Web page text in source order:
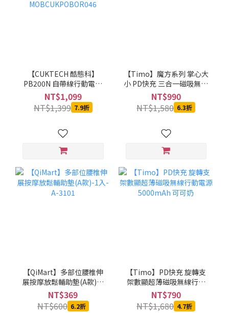
【CUKTECH 酷態科】
PB200N 自帶線行動電源
20000mAh-55W (銀白)-
MOBCUKPOBOR046
NT$1,099
NT$1,399 7.9折
【Timo】魔方系列 掌心大
小 PD快充 三合一磁吸無線
充行動電源5000mAh 沙漠
金
NT$990
NT$1,580 6.3折
【QiMart】多部位腰椎伸
展按摩放鬆輔助墊(A款)-1
入-A-3101
NT$369
NT$600 6.2折
【Timo】PD快充 旋轉支
架數顯超薄磁吸無線行動
電源 5000mAh 可可奶
NT$790
NT$1,680 4.7折